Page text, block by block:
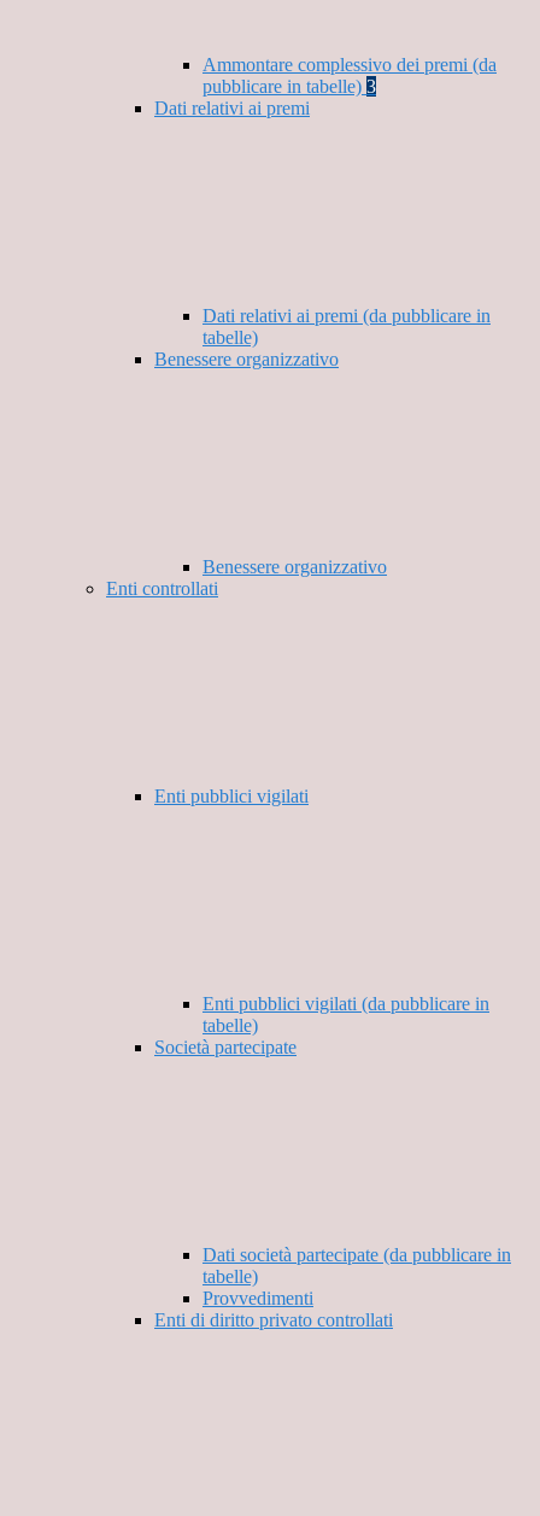
Ammontare complessivo dei premi (da
pubblicare in tabelle) 3
Dati relativi ai premi
Dati relativi ai premi (da pubblicare in
tabelle)
Benessere organizzativo
Benessere organizzativo
Enti controllati
Enti pubblici vigilati
Enti pubblici vigilati (da pubblicare in
tabelle)
Società partecipate
Dati società partecipate (da pubblicare in
tabelle)
Provvedimenti
Enti di diritto privato controllati